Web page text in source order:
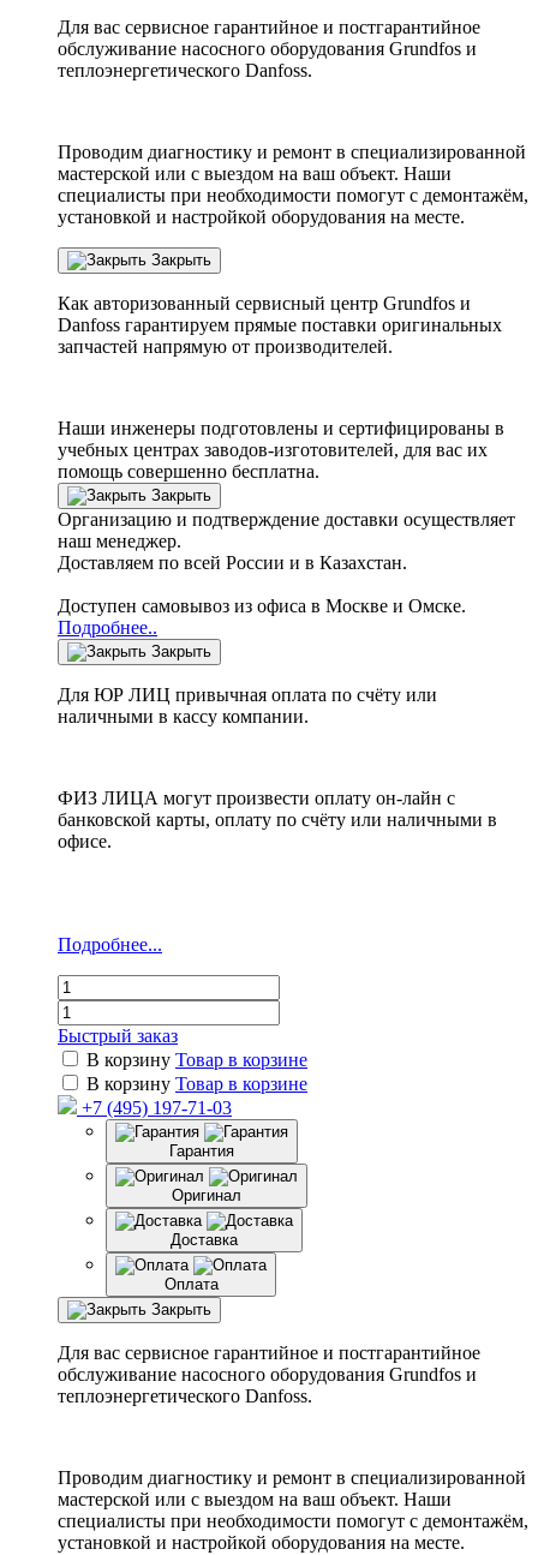
Для вас сервисное гарантийное и постгарантийное
обслуживание насосного оборудования Grundfos и
теплоэнергетического Danfoss.
Проводим диагностику и ремонт в специализированной
мастерской или с выездом на ваш объект. Наши
специалисты при необходимости помогут с демонтажём,
установкой и настройкой оборудования на месте.
Закрыть
Как авторизованный сервисный центр Grundfos и
Danfoss гарантируем прямые поставки оригинальных
запчастей напрямую от производителей.
Наши инженеры подготовлены и сертифицированы в
учебных центрах заводов-изготовителей, для вас их
помощь совершенно бесплатна.
Закрыть
Организацию и подтверждение доставки осуществляет
наш менеджер.
Доставляем по всей России и в Казахстан.
Доступен самовывоз из офиса в Москве и Омске.
Подробнее..
Закрыть
Для ЮР ЛИЦ привычная оплата по счёту или
наличными в кассу компании.
ФИЗ ЛИЦА могут произвести оплату он-лайн с
банковской карты, оплату по счёту или наличными в
офисе.
Подробнее...
Быстрый заказ
В корзину Товар в корзине
В корзину Товар в корзине
+7 (495) 197-71-03
Гарантия
Оригинал
Доставка
Оплата
Закрыть
Для вас сервисное гарантийное и постгарантийное
обслуживание насосного оборудования Grundfos и
теплоэнергетического Danfoss.
Проводим диагностику и ремонт в специализированной
мастерской или с выездом на ваш объект. Наши
специалисты при необходимости помогут с демонтажём,
установкой и настройкой оборудования на месте.